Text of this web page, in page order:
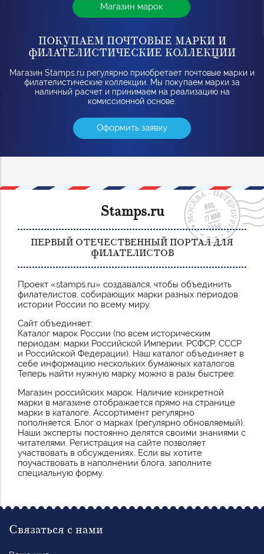
Магазин марок
ПОКУПАЕМ ПОЧТОВЫЕ МАРКИ И
ФИЛАТЕЛИСТИЧЕСКИЕ КОЛЛЕКЦИИ
Магазин Stamps.ru регулярно приобретает почтовые марки и
филателистические коллекции. Мы покупаем марки за
наличный расчет и принимаем на реализацию на
комиссионной основе.
Оформить заявку
Stamps.ru
ПЕРВЫЙ ОТЕЧЕСТВЕННЫЙ ПОРТАЛ ДЛЯ
ФИЛАТЕЛИСТОВ
Проект «stamps.ru» создавался, чтобы объединить
филателистов, собирающих марки разных периодов
истории России по всему миру.
Сайт объединяет:
Каталог марок России (по всем историческим
периодам: марки Российской Империи, РСФСР, СССР
и Российской Федерации). Наш каталог объединяет в
себе информацию нескольких бумажных каталогов.
Теперь найти нужную марку можно в разы быстрее.
Магазин российских марок. Наличие конкретной
марки в магазине отображается прямо на странице
марки в каталоге. Ассортимент регулярно
пополняется. Блог о марках (регулярно обновляемый).
Наши эксперты постоянно делятся своими знаниями с
читателями. Регистрация на сайте позволяет
участвовать в обсуждениях. Если вы хотите
поучаствовать в наполнении блога, заполните
специальную форму.
Связаться с нами